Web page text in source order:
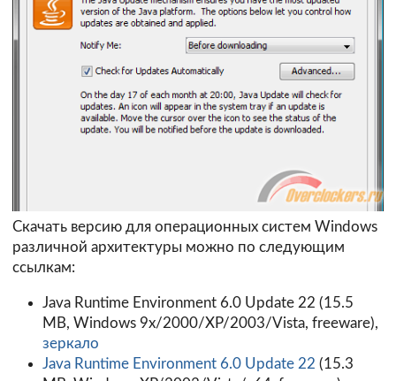
Скачать версию для операционных систем Windows
различной архитектуры можно по следующим
ссылкам:
Java Runtime Environment 6.0 Update 22 (15.5
MB, Windows 9x/2000/XP/2003/Vista, freeware),
зеркало
Java Runtime Environment 6.0 Update 22 (15.3